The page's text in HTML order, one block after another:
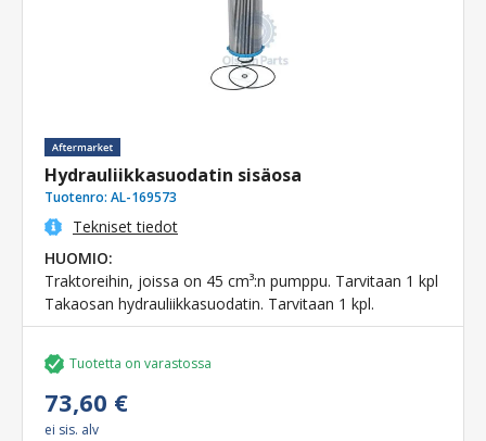
Hydrauliikkasuodatin sisäosa
Tuotenro: AL-169573
Tekniset tiedot
HUOMIO:
Traktoreihin, joissa on 45 cm³:n pumppu. Tarvitaan 1 kpl
Takaosan hydrauliikkasuodatin. Tarvitaan 1 kpl.
Tuotetta on varastossa
73,60 €
ei sis. alv